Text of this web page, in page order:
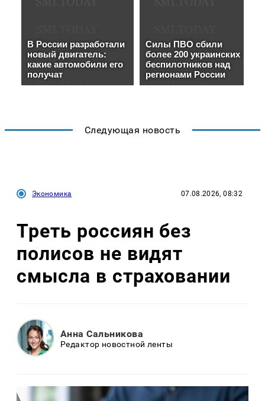
Следующая новость
Экономика 07.08.2026, 08:32
Треть россиян без
полисов не видят
смысла в страховании
Анна Сальникова
Редактор новостной ленты